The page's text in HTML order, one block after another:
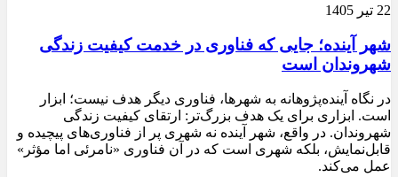
22 تیر 1405
شهر آینده؛ جایی که فناوری در خدمت کیفیت زندگی
شهروندان است
در نگاه آینده‌پژوهانه به شهرها، فناوری دیگر هدف نیست؛ ابزار
است. ابزاری برای یک هدف بزرگ‌تر: ارتقای کیفیت زندگی
شهروندان. در واقع، شهر آینده نه شهری پر از فناوری‌های پیچیده و
قابل‌نمایش، بلکه شهری است که در آن فناوری «نامرئی اما مؤثر»
عمل می‌کند.